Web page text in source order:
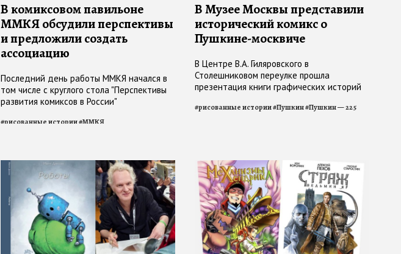
В комиксовом павильоне
ММКЯ обсудили перспективы
и предложили создать
ассоциацию
Последний день работы ММКЯ начался в
том числе с круглого стола "Перспективы
развития комиксов в России"
#рисованные истории#ММКЯ
В Музее Москвы представили
исторический комикс о
Пушкине-москвиче
В Центре В.А. Гиляровского в
Столешниковом переулке прошла
презентация книги графических историй
#рисованные истории#Пушкин#Пушкин — 225